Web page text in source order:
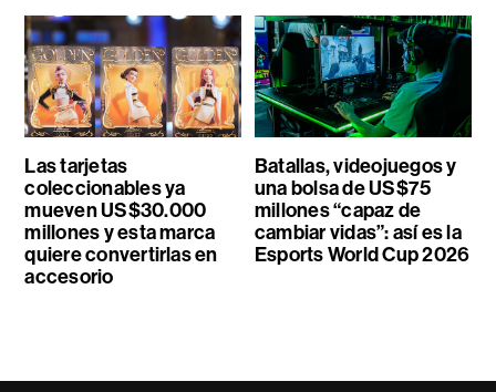
Las tarjetas
coleccionables ya
mueven US$30.000
millones y esta marca
quiere convertirlas en
accesorio
Batallas, videojuegos y
una bolsa de US$75
millones “capaz de
cambiar vidas”: así es la
Esports World Cup 2026